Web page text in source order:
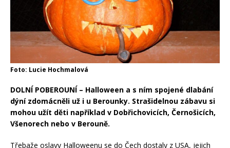
Foto: Lucie Hochmalová
DOLNÍ POBEROUNÍ – Halloween a s ním spojené dlabání
dýní zdomácněli už i u Berounky. Strašidelnou zábavu si
mohou užít děti například v Dobřichovicích, Černošicích,
Všenorech nebo v Berouně.
Třebaže oslavy Halloweenu se do Čech dostaly z USA, jejich